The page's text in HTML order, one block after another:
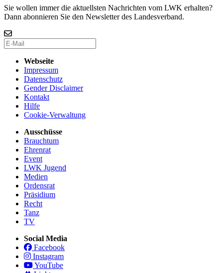
Sie wollen immer die aktuellsten Nachrichten vom LWK erhalten?
Dann abonnieren Sie den Newsletter des Landesverband.
Webseite
Impressum
Datenschutz
Gender Disclaimer
Kontakt
Hilfe
Cookie-Verwaltung
Ausschüsse
Brauchtum
Ehrenrat
Event
LWK Jugend
Medien
Ordensrat
Präsidium
Recht
Tanz
TV
Social Media
Facebook
Instagram
YouTube